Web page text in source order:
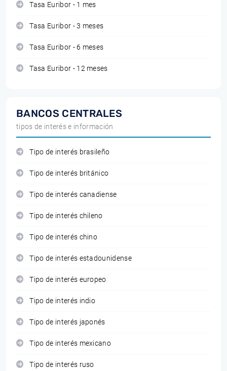
Tasa Euribor - 1 mes
Tasa Euribor - 3 meses
Tasa Euribor - 6 meses
Tasa Euribor - 12 meses
BANCOS CENTRALES
tipos de interés e información
Tipo de interés brasileño
Tipo de interés británico
Tipo de interés canadiense
Tipo de interés chileno
Tipo de interés chino
Tipo de interés estadounidense
Tipo de interés europeo
Tipo de interés indio
Tipo de interés japonés
Tipo de interés mexicano
Tipo de interés ruso